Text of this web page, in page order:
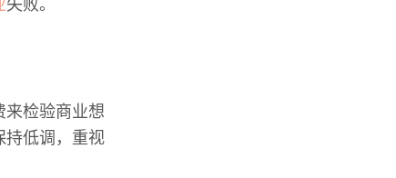
失败。
来检验商业想
持低调，重视